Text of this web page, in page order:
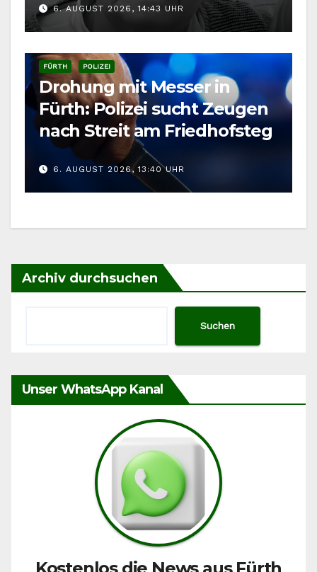
6. AUGUST 2026, 14:43 UHR
FÜRTH POLIZEI
Drohung mit Messer in
Fürth: Polizei sucht Zeugen
nach Streit am Friedhofsteg
6. AUGUST 2026, 13:40 UHR
Archiv durchsuchen
Suchen
Unser WhatsApp Kanal